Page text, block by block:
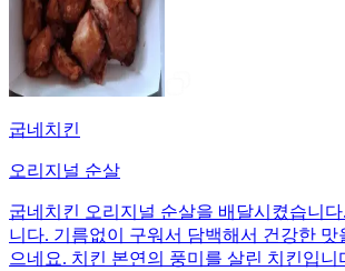
굽네치킨
오리지널 순살
굽네치킨 오리지널 순살을 배달시켰습니
니다. 기름없이 구워서 담백해서 건강한 맛
으네요. 치킨 본연의 풍미를 살린 치킨입니